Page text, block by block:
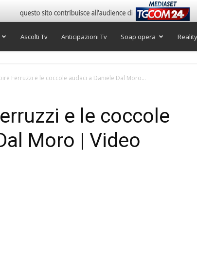
Ascolti Tv Anticipazioni Tv Soap opera
Ferruzzi e le coccole audaci a Daniele Dal Moro...
e le coccole
Moro | Video